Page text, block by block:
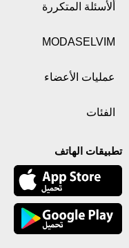
ألأسئلة المتكررة
MODASELVIM
عمليات الأعضاء
الفئات
تطبيقات الهاتف